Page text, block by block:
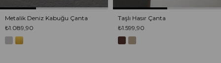
Metalik Deniz Kabuğu Çanta
₺1.089,90
Taşlı Hasır Çanta
₺1.599,90